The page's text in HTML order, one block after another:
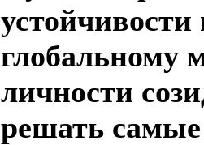
личности
решать